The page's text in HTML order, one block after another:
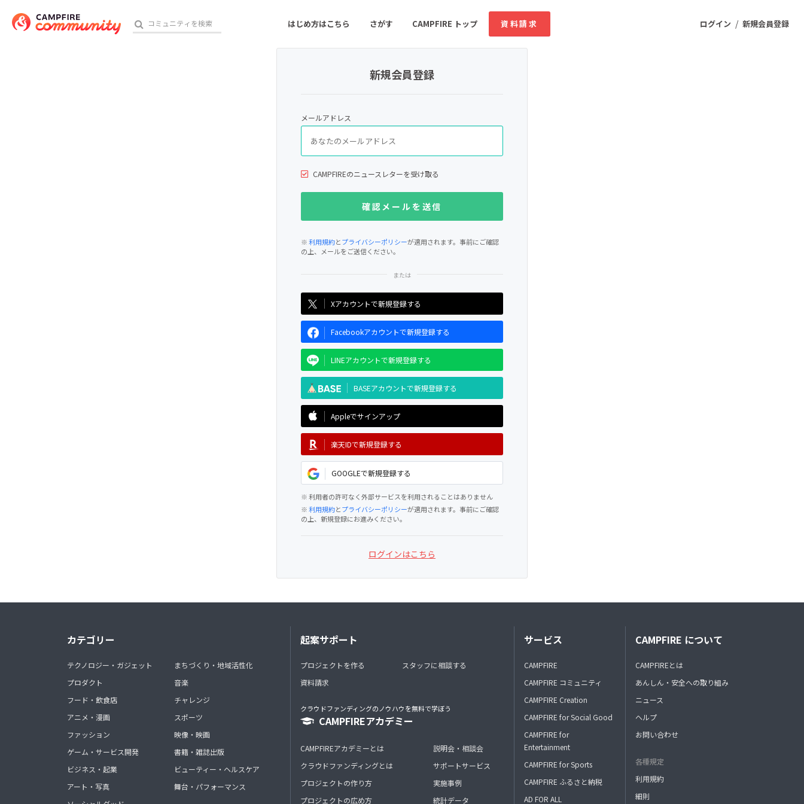
ログイン / 新規会員登録
はじめ方はこちら さがす CAMPFIRE トップ 資料請求
ゲーム・サービス開発
書籍・雑誌出版 アニメ・漫画
ソーシャルグッド ビューティー・ヘルスケア
新規会員登録
メールアドレス
CAMPFIREのニュースレターを受け取る
※利用規約とプライバシーポリシーが適用されます。事前にご確認
の上、メールをご送信ください。
Xアカウントで新規登録する
Facebookアカウントで新規登録する
LINEアカウントで新規登録する
BASEアカウントで新規登録する
Appleでサインアップ
楽天IDで新規登録する
GOOGLEで新規登録する
※ 利用者の許可なく外部サービスを利用されることはありません
※利用規約とプライバシーポリシーが適用されます。事前にご確認
の上、新規登録にお進みください。
ログインはこちら
カテゴリー
テクノロジー・ガジェット
プロダクト
フード・飲食店
アニメ・漫画
ファッション
ゲーム・サービス開発
ビジネス・起業
アート・写真
まちづくり・地域活性化
音楽
チャレンジ
スポーツ
映像・映画
書籍・雑誌出版
ビューティー・ヘルスケア
舞台・パフォーマンス
起案サポート
プロジェクトを作る
資料請求
スタッフに相談する
クラウドファンディングのノウハウを無料で学ぼう
CAMPFIREアカデミー
CAMPFIREアカデミーとは
クラウドファンディングとは
プロジェクトの作り方
プロジェクトの広め方
説明会・相談会
サポートサービス
実施事例
統計データ
サービス
CAMPFIRE
CAMPFIRE コミュニティ
CAMPFIRE Creation
CAMPFIRE for Social Good
CAMPFIRE for
Entertainment
CAMPFIRE for Sports
CAMPFIRE ふるさと納税
AD FOR ALL
CAMPFIRE について
CAMPFIREとは
あんしん・安全への取り組み
ニュース
ヘルプ
お問い合わせ
各種規定
利用規約
細則